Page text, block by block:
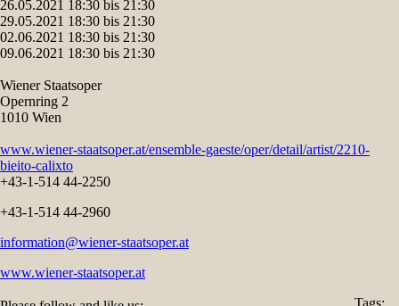
26.05.2021 18:30 bis 21:30
29.05.2021 18:30 bis 21:30
02.06.2021 18:30 bis 21:30
09.06.2021 18:30 bis 21:30
Wiener Staatsoper
Opernring 2
1010 Wien
www.wiener-staatsoper.at/ensemble-gaeste/oper/detail/artist/2210-
bieito-calixto
+43-1-514 44-2250
+43-1-514 44-2960
information@wiener-staatsoper.at
www.wiener-staatsoper.at
Tags: